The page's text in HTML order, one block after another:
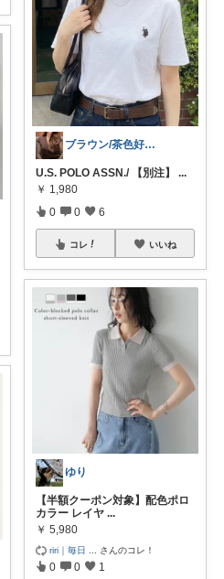
ブラウン/茶色好き🤎ノブたん
U.S. POLO ASSN./ 【別注】
...
￥ 1,980
0 0 6
コレ いいね
ゆり
【半額クーポン対象】配色ポロ
カラー レイヤ ...
￥ 5,980
riri｜毎日 さんのコレ！
0 0 1